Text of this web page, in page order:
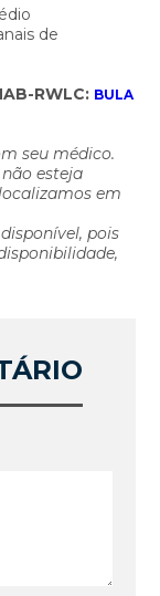
de
RWLC: BULA
seu médico.
esteja
em
pois